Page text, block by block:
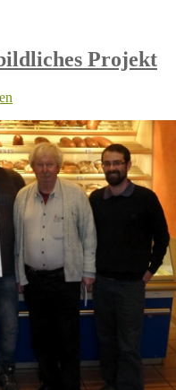
Projekt